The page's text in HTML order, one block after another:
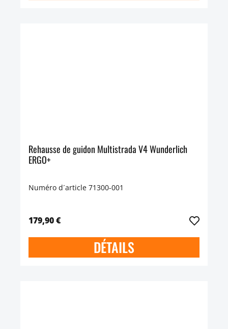
Rehausse de guidon Multistrada V4 Wunderlich
ERGO+
Numéro d´article 71300-001
179,90 €
DÉTAILS